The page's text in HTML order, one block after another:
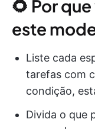
🌻 Por
este
Liste cada
tarefas com
condição,
Divida o que